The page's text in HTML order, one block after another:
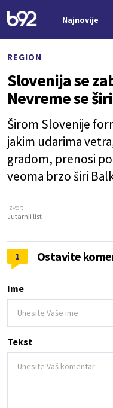
Najnovije
REGION
Slovenija se
Nevreme se
Širom Slovenije
jakim udarima
gradom, prenosi
veoma brzo širi
Izvor:
Jutarnji list
1 Ostavite
Ime
Tekst